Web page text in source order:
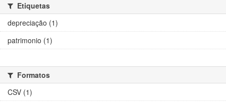
Etiquetas
depreciação (1)
patrimonio (1)
Formatos
CSV (1)